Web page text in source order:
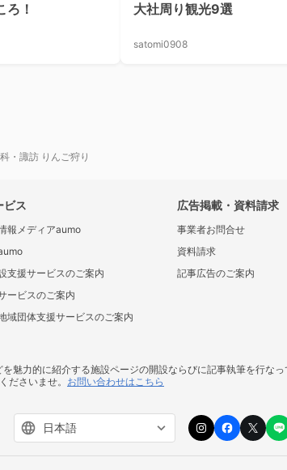
ろ！
大社周り観光9選
satomi0908
・諏訪 りんご狩り
ビス
報メディアaumo
支援サービスのご案内
ービスのご案内
域団体支援サービスのご案内
広告掲載・資料請求
事業者お問合せ
資料請求
記事広告のご案内
魅力的に紹介する施設ページの開設ならびに記事執筆を行なっ
ださいませ。 お問い合わせはこちら